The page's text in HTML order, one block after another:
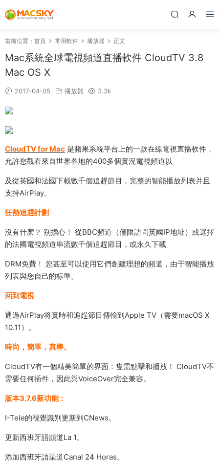
當前位置： 首頁 常用軟件 播放器 正文
Mac系統全球電視頻道直播軟件 CloudTV 3.8
Mac OS X
2017-04-05 播放器 3.3k
CloudTV for Mac 是蘋果系統平台上的一款在線電視直播軟件，
允許您觀看來自世界各地的400多個實況電視頻道以
及從英國和法國下載數千個追趕節目，完整的智能播放列表并且
支持AirPlay。
狂熱追趕計劃
沒有什麽？ 别擔心！ 從BBC頻道（僅限訪問英國IP地址）或選擇
的法國電視頻道串流數千個追趕節目，或永久下載
DRM免費！ 您甚至可以使用它們創建理想的頻道，由于智能播放
列表與您自己的标準。
回到電視
通過AirPlay将實時和追趕節目傳輸到Apple TV（需要macOS X
10.11）。
時尚，簡單，真棒。
CloudTV有一個精美簡單的界面：隻需點擊和播放！ CloudTV不
需要任何插件，因此與VoiceOver完全兼容。
版本3.7.6新功能：
I-Tele的視覺識别更新到CNews。
更新西班牙語頻道La 1。
添加西班牙語渠道Canal 24 Horas。